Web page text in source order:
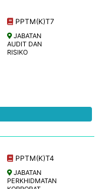
PPTM(K)T7
JABATAN
AUDIT DAN
RISIKO
PPTM(K)T4
JABATAN
PERKHIDMATAN